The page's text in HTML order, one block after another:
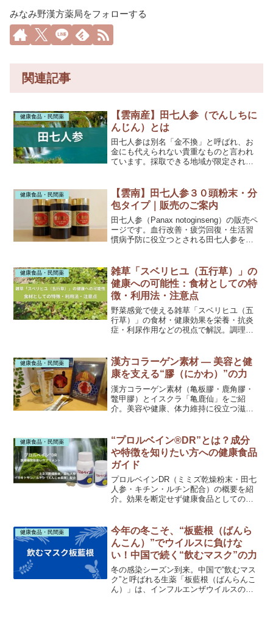
みなみ野漢方薬局をフォローする
関連記事
健康食品・民間薬
【雲南産】田七人参（でんしちに
んじん）とは
田七人参は別名「金不換」と呼ばれ、お
金にも代えられない貴重なものと言われ
ています。採取できる地域が限定されて
健康食品・民間薬
【雲南】田七人参３０頭粉末・分
包タイプ｜販売のご案内
田七人参（Panax notoginseng）の販売ペ
ージです。血行改善・疲労回復・生活習
慣病予防に役立つとされる田七人参を全
健康食品・民間薬
雑草「スベリヒユ（五行草）」の
健康への可能性：食材としての特
徴・利用法・注意点
野菜感覚で使える雑草「スベリヒユ（五
行草）」の食材・健康効果を栄養・抗炎
症・利尿作用などの視点で解説。調理法
健康食品・民間薬
漢方コラーゲン素材 ― 美容と健
康を支える“膠（にかわ）”の力
漢方コラーゲン素材（亀板膠・鹿角膠・
鼈甲膠）とイスクラ「亀鹿仙」をご紹
介。美容や健康、体力維持に役立つ滋養
健康食品・民間薬
“プロルベイン®DR”とは？成分
や特徴を知りたい方への健康食品
ガイド
プロルベインDR（ミミズ乾燥粉末・田七
人参・キチン・ルチン配合）の概要を紹
介。効果を断定せず健康食品としての位
健康食品・民間薬
今年の冬こそ、“板藍根（ばんら
んこん）”でウイルスに負けな
い！中国で続く“飲むマスク”の力
冬の感染シーズン到来。中国で“飲むマス
ク”と呼ばれる生薬「板藍根（ばんらんこ
ん）」は、インフルエンザウイルスの増